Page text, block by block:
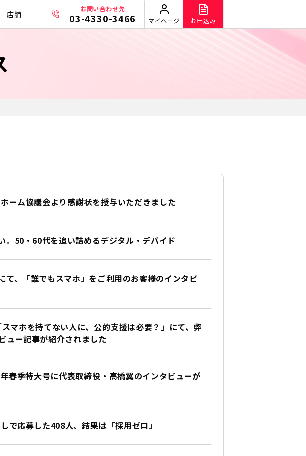
店舗
お問い合わせ先
03-4330-3466 マイページ お申込み
ーム協議会より感謝状を授与いただきました
。50・60代を追い詰めるデジタル・デバイド
て、「誰でもスマホ」をご利用のお客様のインタビ
マホを持てない人に、公的支援は必要？」にて、弊
ュー記事が紹介されました
春季特大号に代表取締役・高橋翼のインタビューが
で応募した408人、結果は「採用ゼロ」